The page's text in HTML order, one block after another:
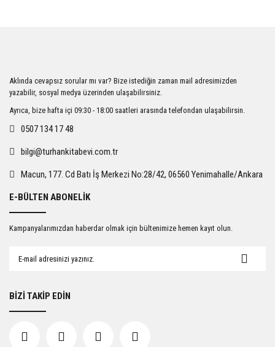
Ürün açıklamasında eksik bilgiler bulunuyor.
Ürün bilgilerinde hatalar bulunuyor.
Ürün fiyatı diğer sitelerden daha pahalı.
Gönder
Aklında cevapsız sorular mı var? Bize istediğin zaman mail adresimizden
yazabilir, sosyal medya üzerinden ulaşabilirsiniz.
Ayrıca, bize hafta içi 09:30 - 18:00 saatleri arasında telefondan ulaşabilirsin.
0507 134 17 48
bilgi@turhankitabevi.com.tr
Macun, 177. Cd Batı İş Merkezi No:28/42, 06560 Yenimahalle/Ankara
E-BÜLTEN ABONELİK
Kampanyalarımızdan haberdar olmak için bültenimize hemen kayıt olun.
BİZİ TAKİP EDİN